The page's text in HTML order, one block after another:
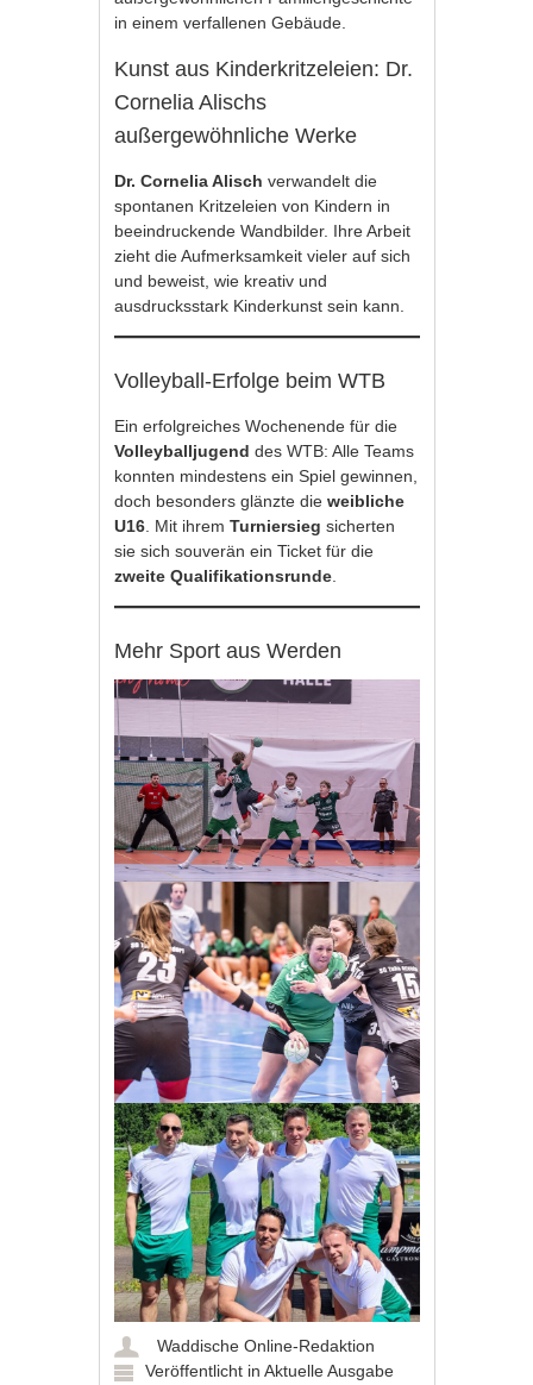
in einem verfallenen Gebäude.
Kunst aus Kinderkritzeleien: Dr.
Cornelia Alischs
außergewöhnliche Werke
Dr. Cornelia Alischverwandelt die
spontanen Kritzeleien von Kindern in
beeindruckende Wandbilder. Ihre Arbeit
zieht die Aufmerksamkeit vieler auf sich
und beweist, wie kreativ und
ausdrucksstark Kinderkunst sein kann.
Volleyball-Erfolge beim WTB
Ein erfolgreiches Wochenende für die
Volleyballjugend des WTB: Alle Teams
konnten mindestens ein Spiel gewinnen,
doch besonders glänzte dieweibliche
U16 . Mit ihremTurniersieg sicherten
sie sich souverän ein Ticket für die
zweite Qualifikationsrunde
Mehr Sport aus Werden
Waddische Online-Redaktion
Veröffentlicht inAktuelle Ausgabe